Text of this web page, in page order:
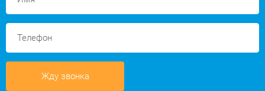
Жду звонка